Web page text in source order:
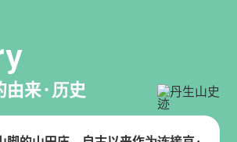
由来·历史